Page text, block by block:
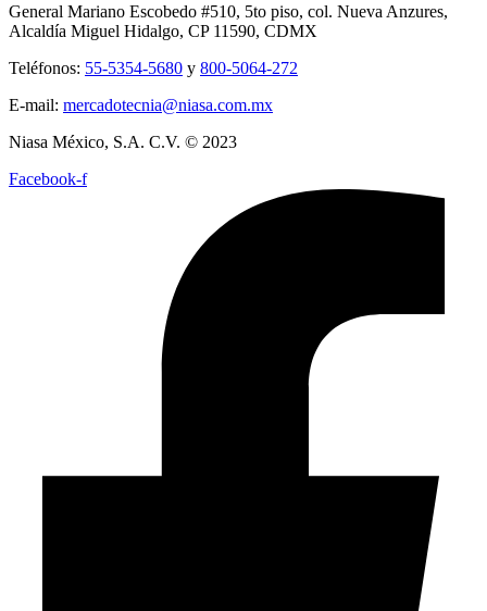
General Mariano Escobedo #510, 5to piso, col. Nueva Anzures,
Alcaldía Miguel Hidalgo, CP 11590, CDMX
Teléfonos: 55-5354-5680 y 800-5064-272
E-mail: mercadotecnia@niasa.com.mx
Niasa México, S.A. C.V. © 2023
Facebook-f